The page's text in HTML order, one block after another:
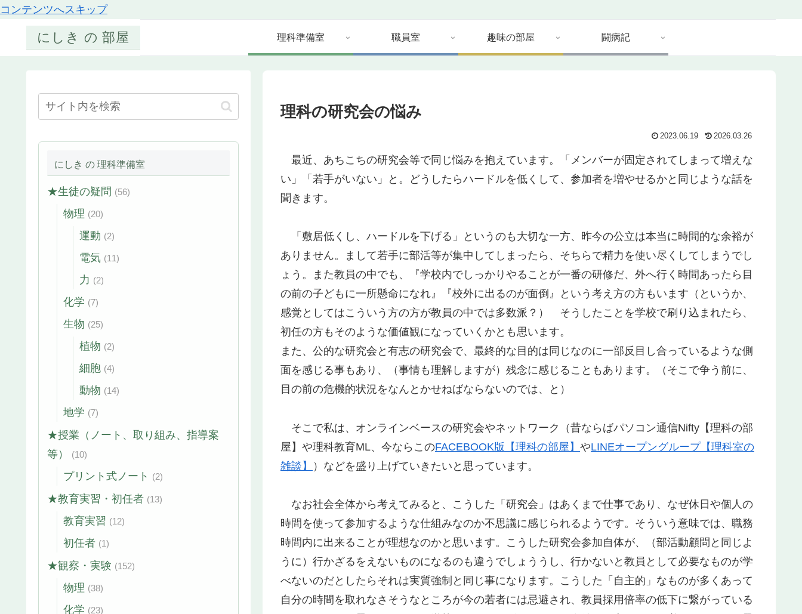
コンテンツへスキップ
にしき の 部屋 理科準備室 職員室 趣味の部屋 闘病記
理科の研究会の悩み
2023.06.19 2026.03.26
最近、あちこちの研究会等で同じ悩みを抱えています。「メンバーが固定されてしまって増えな
い」「若手がいない」と。どうしたらハードルを低くして、参加者を増やせるかと同じような話を
聞きます。
「敷居低くし、ハードルを下げる」というのも大切な一方、昨今の公立は本当に時間的な余裕が
ありません。まして若手に部活等が集中してしまったら、そちらで精力を使い尽くしてしまうでし
ょう。また教員の中でも、『学校内でしっかりやることが一番の研修だ、外へ行く時間あったら目
の前の子どもに一所懸命になれ』『校外に出るのが面倒』という考え方の方もいます（というか、
感覚としてはこういう方の方が教員の中では多数派？） そうしたことを学校で刷り込まれたら、
初任の方もそのような価値観になっていくかとも思います。
また、公的な研究会と有志の研究会で、最終的な目的は同じなのに一部反目し合っているような側
面を感じる事もあり、（事情も理解しますが）残念に感じることもあります。（そこで争う前に、
目の前の危機的状況をなんとかせねばならないのでは、と）
そこで私は、オンラインベースの研究会やネットワーク（昔ならばパソコン通信Nifty【理科の部
屋】や理科教育ML、今ならこのFACEBOOK版【理科の部屋】 やLINEオープングループ【理科室の
雑談】
）などを盛り上げていきたいと思っています。
なお社会全体から考えてみると、こうした「研究会」はあくまで仕事であり、なぜ休日や個人の
時間を使って参加するような仕組みなのか不思議に感じられるようです。そういう意味では、職務
時間内に出来ることが理想なのかと思います。こうした研究会参加自体が、（部活動顧問と同じよ
うに）行かざるをえないものになるのも違うでしょううし、行かないと教員として必要なものが学
べないのだとしたらそれは実質強制と同じ事になります。こうした「自主的」なものが多くあって
自分の時間を取れなさそうなところが今の若者には忌避され、教員採用倍率の低下に繋がっている
にしき の 理科準備室
★生徒の疑問 (56)
物理 (20)
運動 (2)
電気 (11)
力 (2)
化学 (7)
生物 (25)
植物 (2)
細胞 (4)
動物 (14)
地学 (7)
★授業（ノート、取り組み、指導案
等）
(10)
プリント式ノート (2)
★教育実習・初任者 (13)
教育実習 (12)
初任者 (1)
★観察・実験 (152)
物理 (38)
化学 (23)